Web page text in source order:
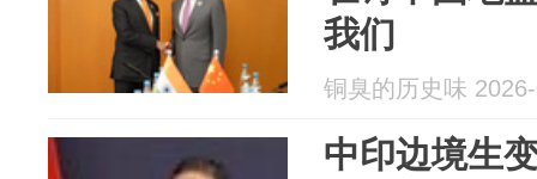
我们
铜臭的历史味
中印边境生